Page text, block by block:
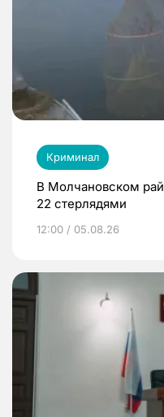
Криминал
В Молчановском
22 стерлядями
12:00 / 05.08.26